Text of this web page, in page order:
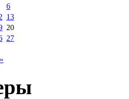
6
13
20
27